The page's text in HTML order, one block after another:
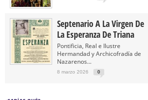
Septenario A La Virgen De
La Esperanza De Triana
Pontificia, Real e Ilustre
Hermandad y Archicofradía de
Nazarenos...
8 marzo 2026 0